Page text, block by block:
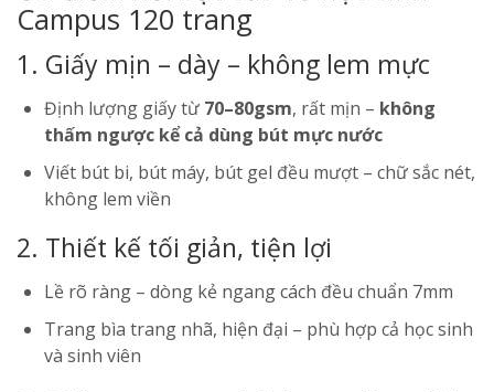
Campus 120 trang
1. Giấy mịn – dày – không lem mực
Định lượng giấy từ 70–80gsm, rất mịn – không
thấm ngược kể cả dùng bút mực nước
Viết bút bi, bút máy, bút gel đều mượt – chữ sắc nét,
không lem viền
2. Thiết kế tối giản, tiện lợi
Lề rõ ràng – dòng kẻ ngang cách đều chuẩn 7mm
Trang bìa trang nhã, hiện đại – phù hợp cả học sinh
và sinh viên